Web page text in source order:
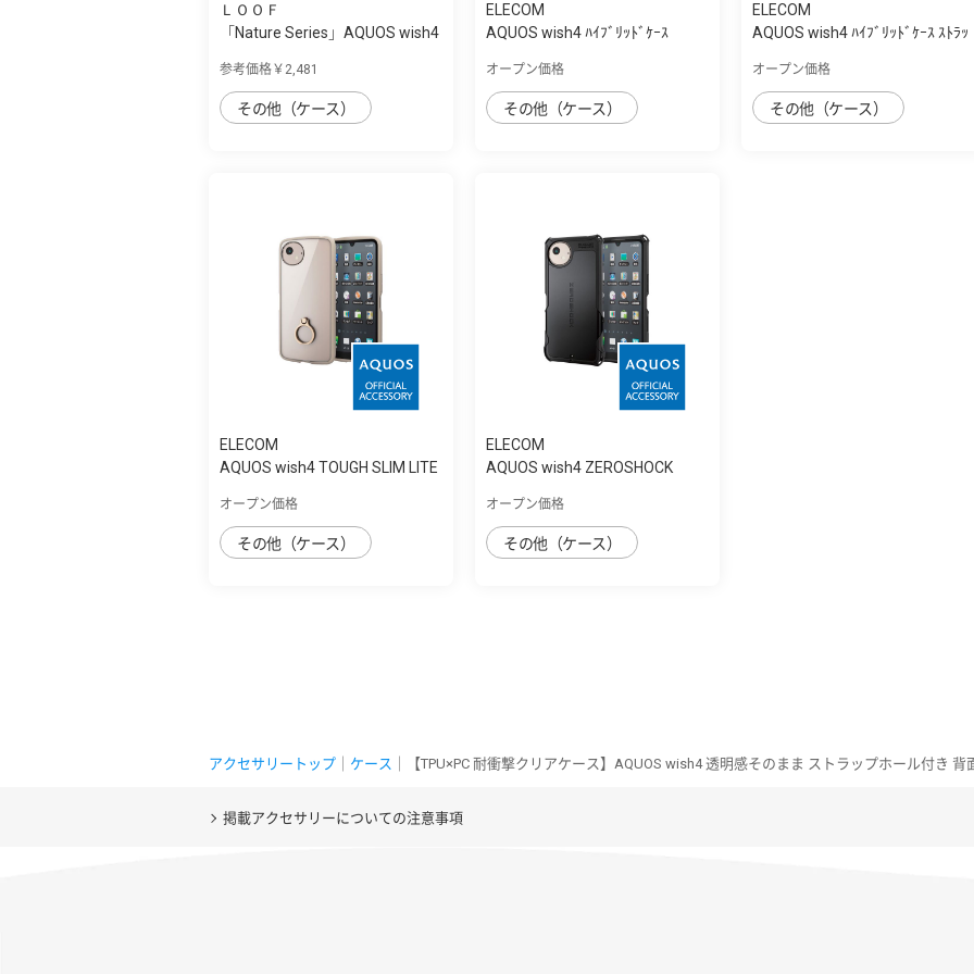
ＬＯＯＦ
「Nature Series」AQUOS wish4
参考価格￥2,481
その他（ケース）
ELECOM
AQUOS wish4 ﾊｲﾌﾞﾘｯﾄﾞｹｰｽ
オープン価格
その他（ケース）
ELECOM
AQUOS wish4 ﾊｲﾌﾞﾘｯﾄﾞｹｰｽ ｽﾄﾗｯ
オープン価格
その他（ケース）
ELECOM
AQUOS wish4 TOUGH SLIM LITE
オープン価格
その他（ケース）
ELECOM
AQUOS wish4 ZEROSHOCK
オープン価格
その他（ケース）
アクセサリートップ ケース ｜【TPU×PC 耐衝撃クリアケース】AQUOS wish4 透明感そのまま ストラップホール付き 背
掲載アクセサリーについての注意事項